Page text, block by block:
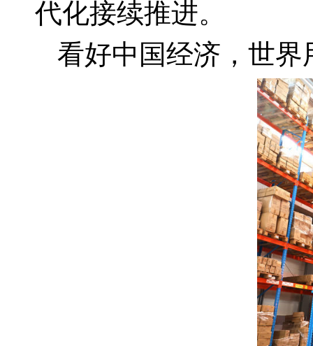
代化接续推进。
看好中国经济，世